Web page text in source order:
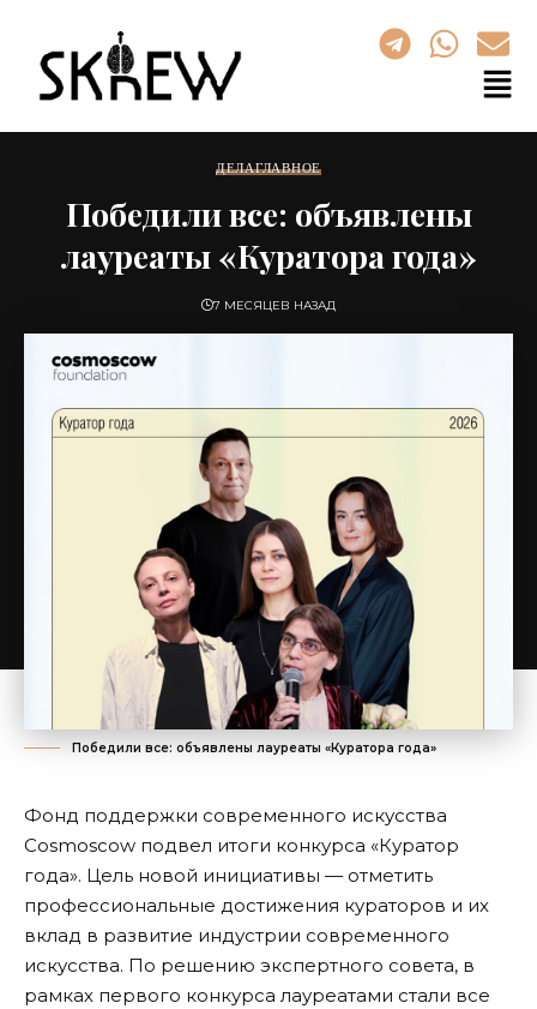
ДЕЛАГЛАВНОЕ
Победили все: объявлены
лауреаты «Куратора года»
7 МЕСЯЦЕВ НАЗАД
Победили все: объявлены лауреаты «Куратора года»
Фонд поддержки современного искусства
Cosmoscow подвел итоги конкурса «Куратор
года». Цель новой инициативы — отметить
профессиональные достижения кураторов и их
вклад в развитие индустрии современного
искусства. По решению экспертного совета, в
рамках первого конкурса лауреатами стали все